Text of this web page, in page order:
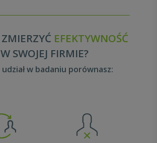
EFEKTYWNOŚĆ
W SWOJEJ FIRMIE?
udział w badaniu porównasz: